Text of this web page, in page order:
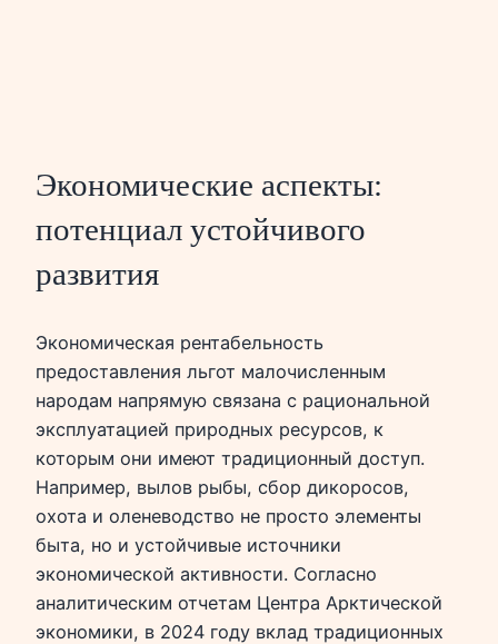
Экономические аспекты:
потенциал устойчивого
развития
Экономическая рентабельность
предоставления льгот малочисленным
народам напрямую связана с рациональной
эксплуатацией природных ресурсов, к
которым они имеют традиционный доступ.
Например, вылов рыбы, сбор дикоросов,
охота и оленеводство не просто элементы
быта, но и устойчивые источники
экономической активности. Согласно
аналитическим отчетам Центра Арктической
экономики, в 2024 году вклад традиционных